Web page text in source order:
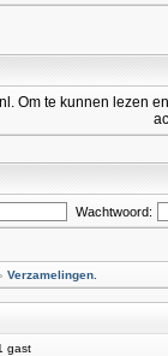
Om te kunnen lezen
Wachtwoord:
Verzamelingen.
gast